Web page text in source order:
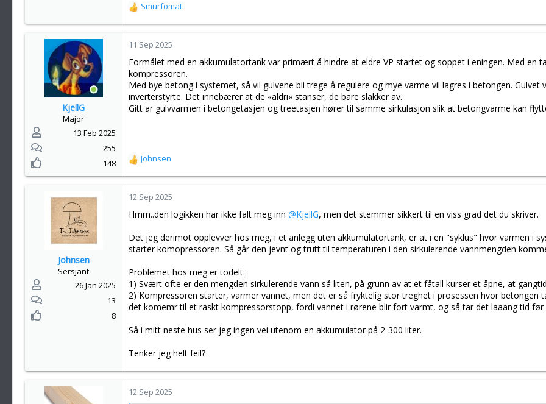
R
e
k
j
o
n
e
r
Smurfomat
KjellG
Major
13 Feb 2025
255
148
11 Sep 2025
Formålet med en akkumulatortank var primært å hindre at eldre VP startet og soppet i eningen. Med en
kompressoren.
Med bye betong i systemet, så vil gulvene bli trege å regulere og mye varme vil lagres i betongen.
inverterstyrte. Det innebærer at de «aldri» stanser, de bare slakker av.
Gitt ar gulvvarmen i betongetasjen og treetasjen hører til samme sirkulasjon slik at betongvarme kan
R
e
k
j
n
e
:
Johnsen
Johnsen
Sersjant
26 Jan 2025
13
8
12 Sep 2025
Hmm..den logikken har ikke falt meg inn @KjellG, men det stemmer sikkert til en viss grad det du skriver.
Det jeg derimot opplevver hos meg, i et anlegg uten akkumulatortank, er at i en "syklus" hvor varmen i
starter komopressoren. Så går den jevnt og trutt til temperaturen i den sirkulerende vannmengden
Problemet hos meg er todelt:
1) Svært ofte er den mengden sirkulerende vann så liten, på grunn av at et fåtall kurser et åpne, at
2) Kompressoren starter, varmer vannet, men det er så fryktelig stor treghet i prosessen hvor
det komemr til et raskt kompressorstopp, fordi vannet i rørene blir fort varmt, og så tar det laaang tid før
Så i mitt neste hus ser jeg ingen vei utenom en akkumulator på 2-300 liter.
Tenker jeg helt feil?
12 Sep 2025